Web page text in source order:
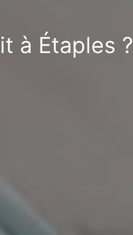
à Étaples ?